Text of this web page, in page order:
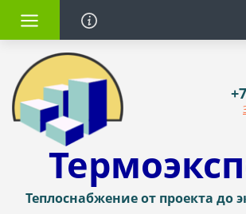
Теплоснабжение от проекта до